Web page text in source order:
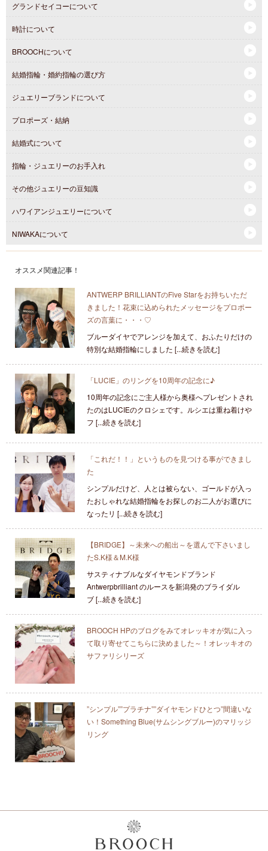
グランドセイコーについて
時計について
BROOCHについて
結婚指輪・婚約指輪の選び方
ジュエリーブランドについて
プロポーズ・結納
結婚式について
指輪・ジュエリーのお手入れ
その他ジュエリーの豆知識
ハワイアンジュエリーについて
NIWAKAについて
オススメ関連記事！
ANTWERP BRILLIANTのFive Starをお持ちいただ
きました！花束に込められたメッセージをプロポー
ズの言葉に・・・♡
ブルーダイヤでアレンジを加えて、おふたりだけの
特別な結婚指輪にしました [...続きを読む]
「LUCIE」のリングを10周年の記念に♪
10周年の記念にご主人様から奥様へプレゼントされ
たのはLUCIEのクロシェです。ルシエは重ね着けや
フ [...続きを読む]
「これだ！！」というものを見つける事ができまし
た
シンプルだけど、人とは被らない、ゴールドが入っ
たおしゃれな結婚指輪をお探しのお二人がお選びに
なったリ [...続きを読む]
【BRIDGE】～未来への船出～を選んで下さいまし
たS.K様＆M.K様
サスティナブルなダイヤモンドブランド
Antwerpbrilliant のルースを新潟発のブライダル
ブ [...続きを読む]
BROOCH HPのブログをみてオレッキオが気に入っ
て取り寄せてこちらに決めました～！オレッキオの
サファリシリーズ
”シンプル””プラチナ””ダイヤモンドひとつ”間違いな
い！Something Blue(サムシングブルー)のマリッジ
リング